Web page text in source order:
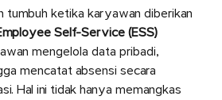
tumbuh ketika karyawan diberikan
Self-Service (ESS)
mengelola data pribadi,
mencatat absensi secara
Hal ini tidak hanya memangkas